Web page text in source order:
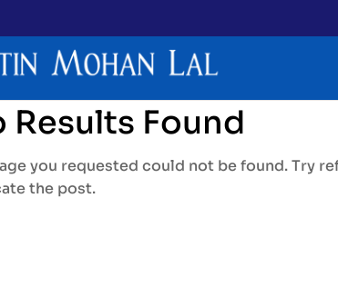
Results Found
you requested could not be found. Try
the post.